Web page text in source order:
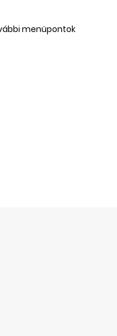
menüpontok